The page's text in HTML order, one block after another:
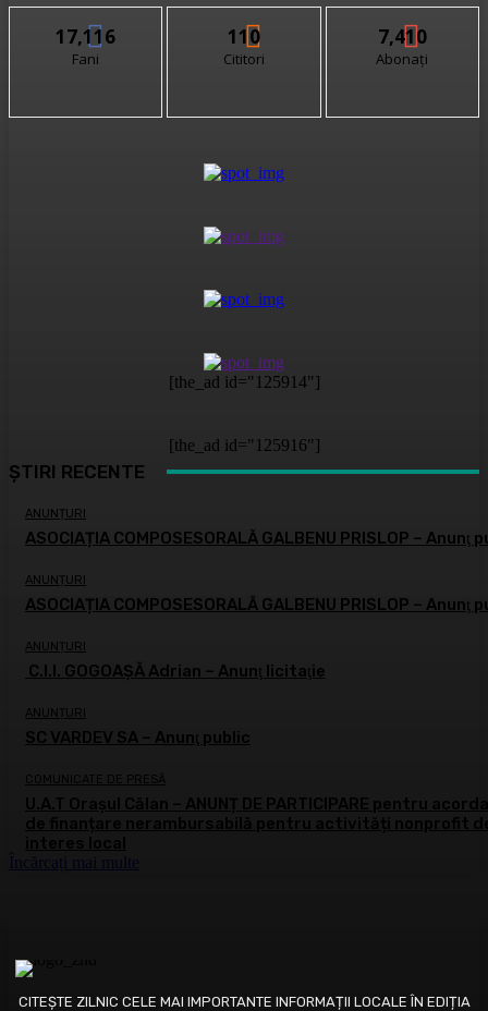
17,116
Fani
110
Cititori
7,410
Abonați
[the_ad id="125914"]
[the_ad id="125916"]
ȘTIRI RECENTE
ANUNȚURI
ASOCIAȚIA COMPOSESORALĂ GALBENU PRISLOP – Anunţ
ANUNȚURI
ASOCIAȚIA COMPOSESORALĂ GALBENU PRISLOP – Anunţ
ANUNȚURI
C.I.I. GOGOAŞĂ Adrian – Anunţ licitaţie
ANUNȚURI
SC VARDEV SA – Anunţ public
COMUNICATE DE PRESĂ
U.A.T Orașul Călan – ANUNȚ DE PARTICIPARE pentru
CITEȘTE ZILNIC CELE MAI IMPORTANTE INFORMAȚII LOCALE ÎN EDIȚIA